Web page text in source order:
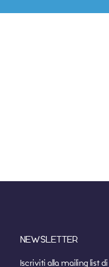
NEWSLETTER
Iscriviti alla mailing list di